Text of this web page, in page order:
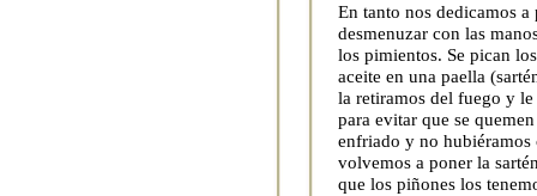
En tanto nos dedicamos
desmenuzar con las
los pimientos. Se pican
aceite en una paella
la retiramos del fuego y
para evitar que se
enfriado y no hubiéramos
volvemos a poner la
que los piñones los